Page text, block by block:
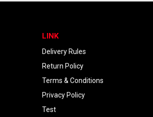
LINK
Delivery Rules
Return Policy
Terms & Conditions
Privacy Policy
Test